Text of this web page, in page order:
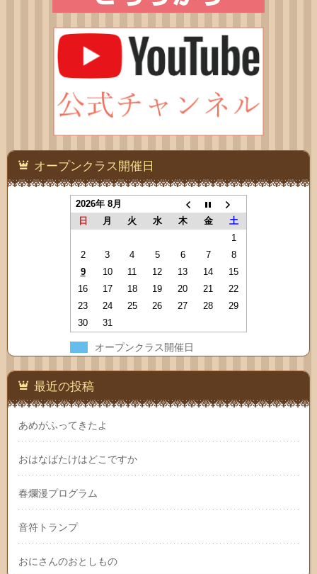
オープンクラス開催日
2026年 8月
日
月 火 水 木 金
土
1
2
3 4 5 6 7
8
9
10 11 12 13 14
15
16
17 18 19 20 21
22
23
24 25 26 27 28
29
30
31
オープンクラス開催日
最近の投稿
あめがふってきたよ
おはなばたけはどこですか
春爛漫プログラム
音符トランプ
おにさんのおとしもの